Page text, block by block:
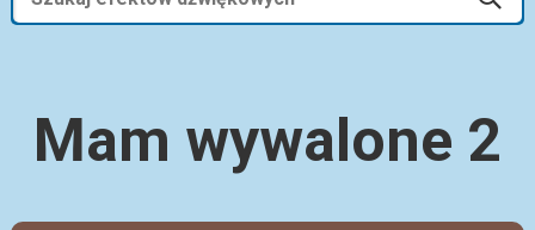
Mam wywalone 2